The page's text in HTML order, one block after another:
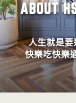
ABOUT
人生就是
快樂吃快樂